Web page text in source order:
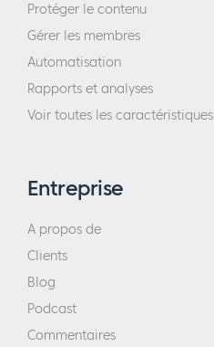
Protéger le contenu
Gérer les membres
Automatisation
Rapports et analyses
Voir toutes les caractéristiques
Entreprise
A propos de
Clients
Blog
Podcast
Commentaires